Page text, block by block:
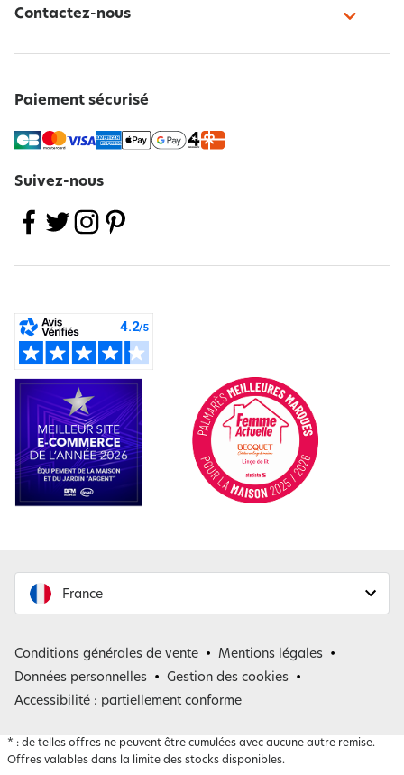
Contactez-nous
Paiement sécurisé
Suivez-nous
France
Belgique
Conditions générales de vente
Mentions légales
Données personnelles
Gestion des cookies
Accessibilité : partiellement conforme
* : de telles offres ne peuvent être cumulées avec aucune autre remise.
Offres valables dans la limite des stocks disponibles.